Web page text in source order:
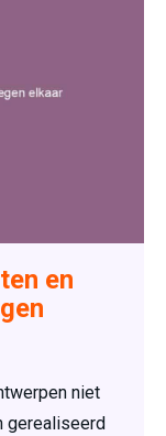
en
niet
gerealiseerd